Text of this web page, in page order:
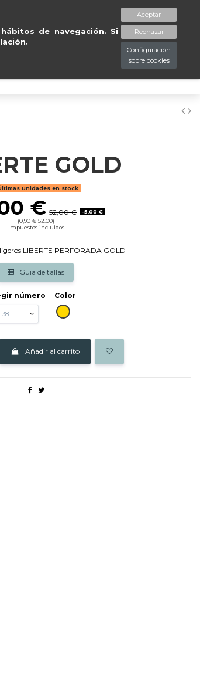
de navegación. Si
Aceptar
Rechazar
Configuración
sobre cookies
Tu tienda online de
Lista de deseos (
GOLD
unidades en stock
€ 52,00 €
-5,00 €
(0,90 € 52.00)
Impuestos incluidos
LIBERTE PERFORADA GOLD
Guia de tallas
número
Color
ORO
Añadir al carrito